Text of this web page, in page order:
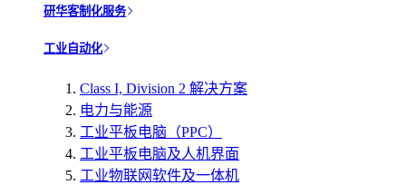
研华客制化服务
工业自动化
Class I, Division 2 解决方案
电力与能源
工业平板电脑（PPC）
工业平板电脑及人机界面
工业物联网软件及一体机